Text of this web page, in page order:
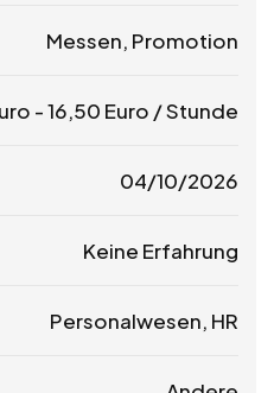
Messen, Promotion
-16,50 Euro / Stunde
04/10/2026
Keine Erfahrung
Personalwesen, HR